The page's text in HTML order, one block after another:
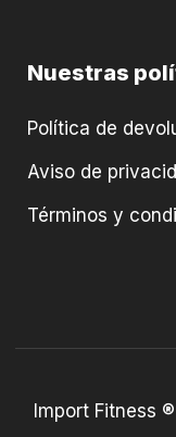
Nuestras
Política de
Aviso de
Términos y
Import Fitness